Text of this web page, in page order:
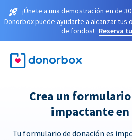
¡Únete a una demostración en de
Donorbox puede ayudarte a alcanzar tus
de fondos!
Reserva
Crea un
impactante
Tu formulario de donación es